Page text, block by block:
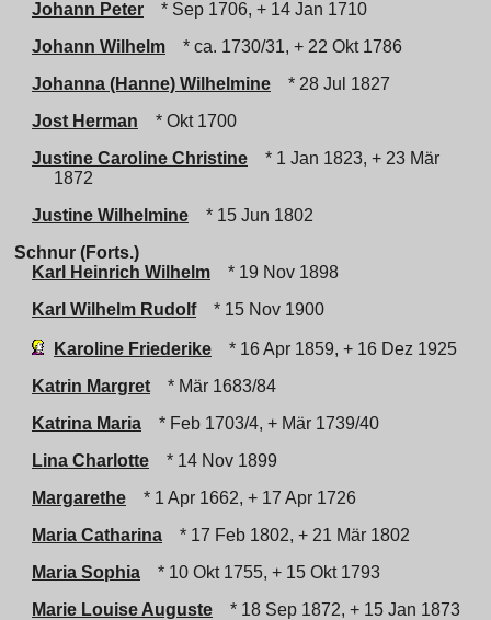
Johann Peter
* Sep 1706, + 14 Jan 1710
Johann Wilhelm
* ca. 1730/31, + 22 Okt 1786
Johanna (Hanne) Wilhelmine
* 28 Jul 1827
Jost Herman
* Okt 1700
Justine Caroline Christine
* 1 Jan 1823, + 23 Mär
1872
Justine Wilhelmine
* 15 Jun 1802
Schnur (Forts.)
Karl Heinrich Wilhelm
* 19 Nov 1898
Karl Wilhelm Rudolf
* 15 Nov 1900
Karoline Friederike
* 16 Apr 1859, + 16 Dez 1925
Katrin Margret
* Mär 1683/84
Katrina Maria
* Feb 1703/4, + Mär 1739/40
Lina Charlotte
* 14 Nov 1899
Margarethe
* 1 Apr 1662, + 17 Apr 1726
Maria Catharina
* 17 Feb 1802, + 21 Mär 1802
Maria Sophia
* 10 Okt 1755, + 15 Okt 1793
Marie Louise Auguste
* 18 Sep 1872, + 15 Jan 1873